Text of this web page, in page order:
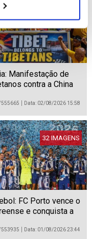
Manifestação de
contra a China
Data: 02/08/2026 15:58
32 IMAGENS
FC Porto vence o
e conquista a
Data: 01/08/2026 23:44